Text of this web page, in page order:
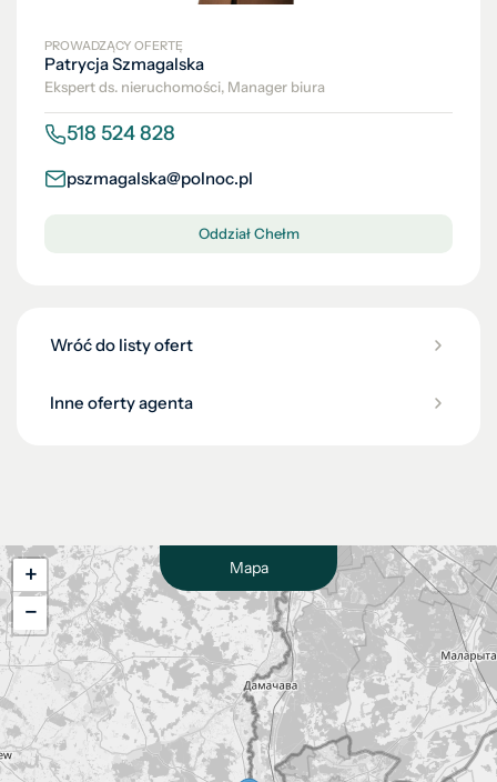
PROWADZĄCY OFERTĘ
Patrycja Szmagalska
Ekspert ds. nieruchomości, Manager biura
518 524 828
pszmagalska@polnoc.pl
Oddział Chełm
Wróć do listy ofert
Inne oferty agenta
Mapa
+
−